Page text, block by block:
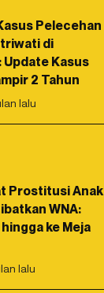
Pelecehan
di
Kasus
2 Tahun
lalu
Prostitusi Anak
WNA:
ke Meja
lalu